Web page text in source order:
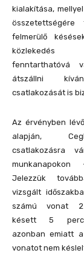
kialakítása,
felmerülő
fenntarthatóvá
átszállni
csatlakozását is
Az érvényben
alapján,
csatlakozásra
Jelezzük
vizsgált
számú vonat 2
késett 5
azonban emiatt
vonatot nem